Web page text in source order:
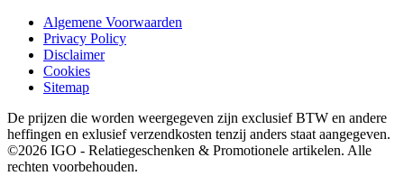
Algemene Voorwaarden
Privacy Policy
Disclaimer
Cookies
Sitemap
De prijzen die worden weergegeven zijn exclusief BTW en andere
heffingen en exlusief verzendkosten tenzij anders staat aangegeven.
©2026 IGO - Relatiegeschenken & Promotionele artikelen. Alle
rechten voorbehouden.